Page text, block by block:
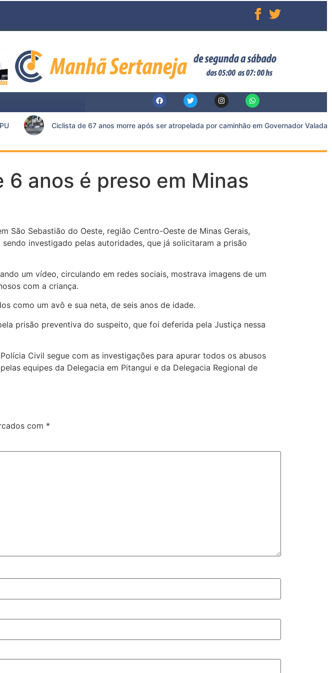
Ciclista de 67 anos morre após ser atropelada por caminhão em Governador Valadares
anos é preso em Minas
São Sebastião do Oeste, região Centro-Oeste de Minas Gerais,
investigado pelas autoridades, que já solicitaram a prisão
um vídeo, circulando em redes sociais, mostrava imagens de um
com a criança.
como um avô e sua neta, de seis anos de idade.
prisão preventiva do suspeito, que foi deferida pela Justiça nessa
Civil segue com as investigações para apurar todos os abusos
equipes da Delegacia em Pitangui e da Delegacia Regional de
com *